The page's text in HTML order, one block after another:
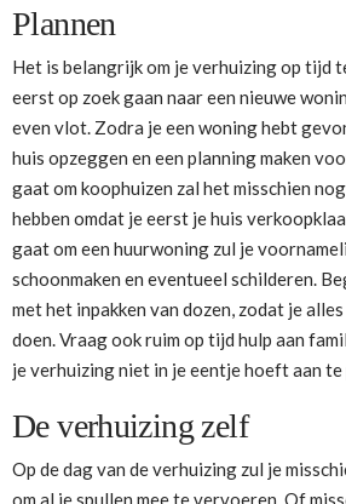
Plannen
Het is belangrijk om je verhuizing op tijd
eerst op zoek gaan naar een nieuwe
even vlot. Zodra je een woning hebt
huis opzeggen en een planning maken
gaat om koophuizen zal het misschien
hebben omdat je eerst je huis
gaat om een huurwoning zul je
schoonmaken en eventueel schilderen.
met het inpakken van dozen, zodat je
doen. Vraag ook ruim op tijd hulp aan
je verhuizing niet in je eentje hoeft aan te
De verhuizing zelf
Op de dag van de verhuizing zul je
om al je spullen mee te vervoeren. Of